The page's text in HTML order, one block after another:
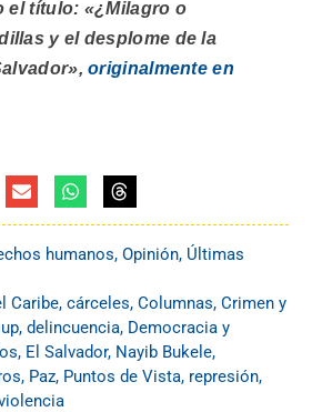
el título: «¿Milagro o
y el desplome de la
originalmente en
humanos, Opinión, Últimas
Caribe, cárceles, Columnas, Crimen y
, delincuencia, Democracia y
, El Salvador, Nayib Bukele,
, Paz, Puntos de Vista, represión,